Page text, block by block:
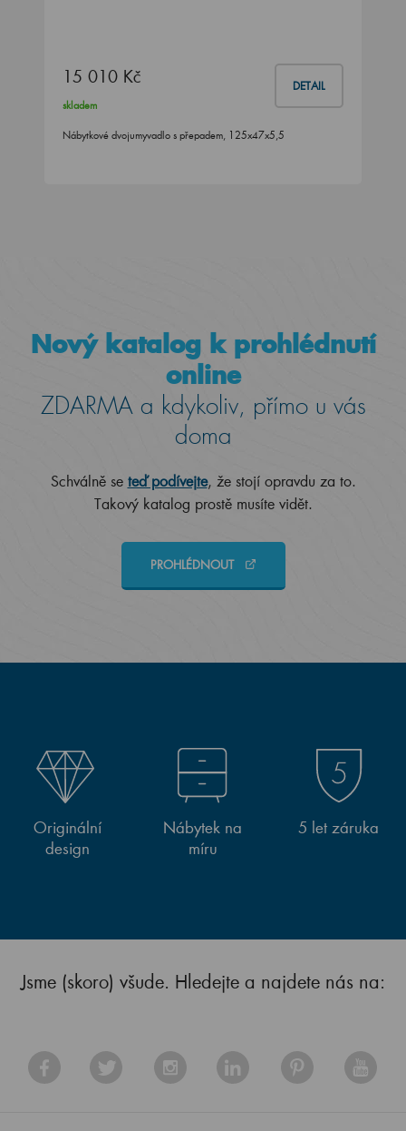
15 010 Kč DETAIL
skladem
Nábytkové dvojumyvadlo s přepadem, 125x47x5,5
Nový katalog k prohlédnutí
online
ZDARMA a kdykoliv, přímo u vás
doma
Schválně se teď podívejte, že stojí opravdu za to.
Takový katalog prostě musíte vidět.
PROHLÉDNOUT
Originální
design
Nábytek na
míru
5 let záruka
Jsme (skoro) všude. Hledejte a najdete nás na: